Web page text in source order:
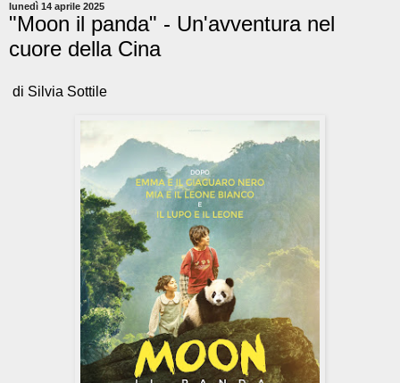
lunedì 14 aprile 2025
"Moon il panda" - Un'avventura nel
cuore della Cina
di Silvia Sottile